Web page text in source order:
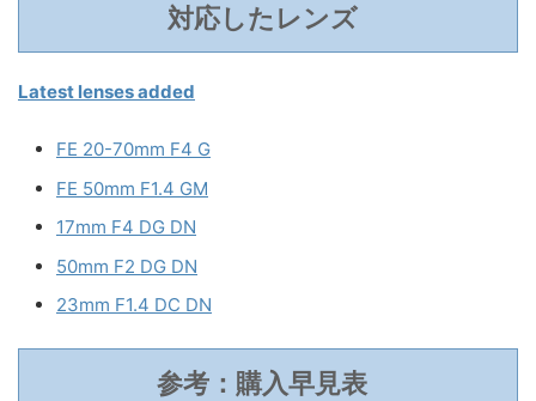
対応したレンズ
Latest lenses added
FE 20-70mm F4 G
FE 50mm F1.4 GM
17mm F4 DG DN
50mm F2 DG DN
23mm F1.4 DC DN
参考：購入早見表